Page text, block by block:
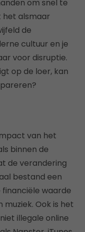
om snel te
het alsmaar
de
cultuur en je
voor disruptie.
op de loer, kan
van het
binnen de
de verandering
bestand een
waarde
Ook is het
illegale online